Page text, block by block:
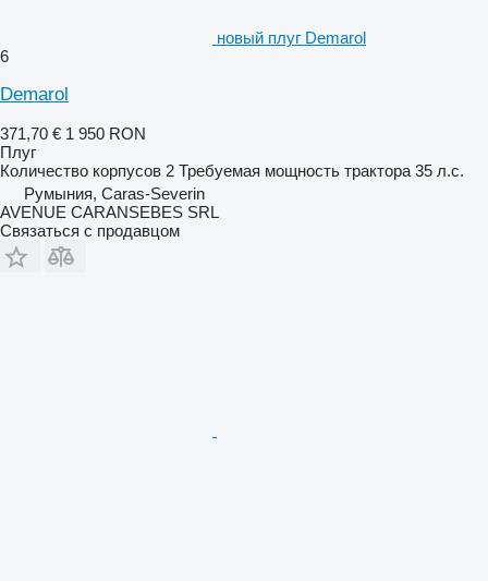
новый плуг Demarol
6
Demarol
371,70 € 1 950 RON
Плуг
Количество корпусов 2 Требуемая мощность трактора 35 л.с.
Румыния, Caras-Severin
AVENUE CARANSEBES SRL
Связаться с продавцом